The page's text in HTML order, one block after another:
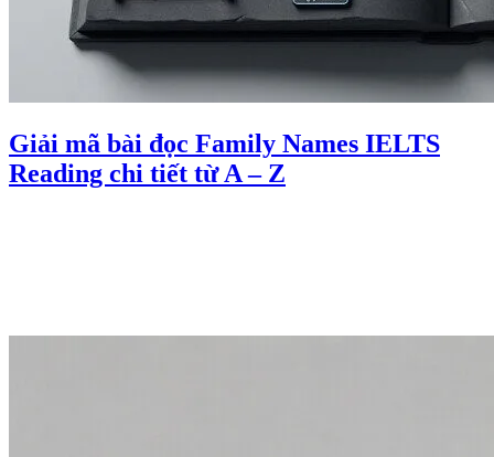
Giải mã bài đọc Family Names IELTS
Reading chi tiết từ A – Z